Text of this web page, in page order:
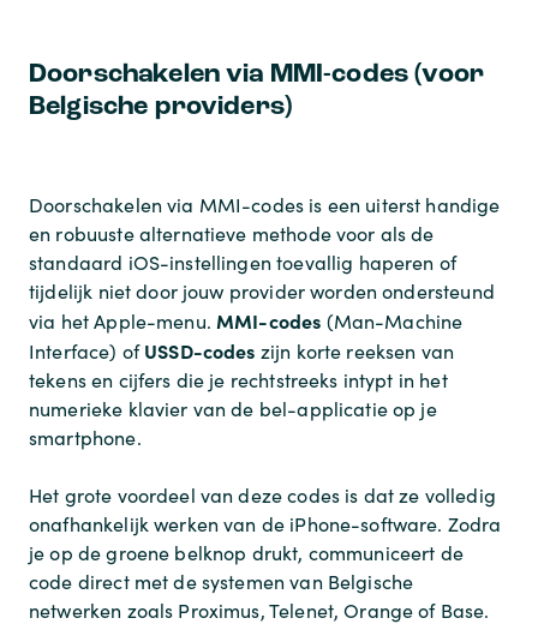
Doorschakelen via MMI-codes (voor
Belgische providers)
Doorschakelen via MMI-codes is een uiterst handige
en robuuste alternatieve methode voor als de
standaard iOS-instellingen toevallig haperen of
tijdelijk niet door jouw provider worden ondersteund
via het Apple-menu. MMI-codes (Man-Machine
Interface) ofUSSD-codes zijn korte reeksen van
tekens en cijfers die je rechtstreeks intypt in het
numerieke klavier van de bel-applicatie op je
smartphone.
Het grote voordeel van deze codes is dat ze volledig
onafhankelijk werken van de iPhone-software. Zodra
je op de groene belknop drukt, communiceert de
code direct met de systemen van Belgische
netwerken zoals Proximus, Telenet, Orange of Base.